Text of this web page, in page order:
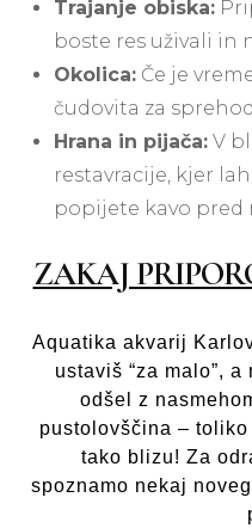
Trajanje obiska:
boste res uživali in
Okolica: Če je
čudovita za
Hrana in pijača: V
restavracije, kjer
popijete kavo pred
ZAKAJ
Aquatika akvarij
ustaviš “za malo”,
odšel z
pustolovščina –
tako blizu! Za
spoznamo nekaj